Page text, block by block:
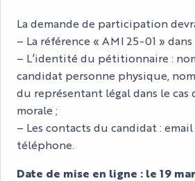
La demande de participation
– La référence « AMI 25-01 »
– L’identité du pétitionnaire :
candidat personne physique,
du représentant légal dans le cas
morale ;
– Les contacts du candidat :
téléphone.
Date de mise en ligne : le 19